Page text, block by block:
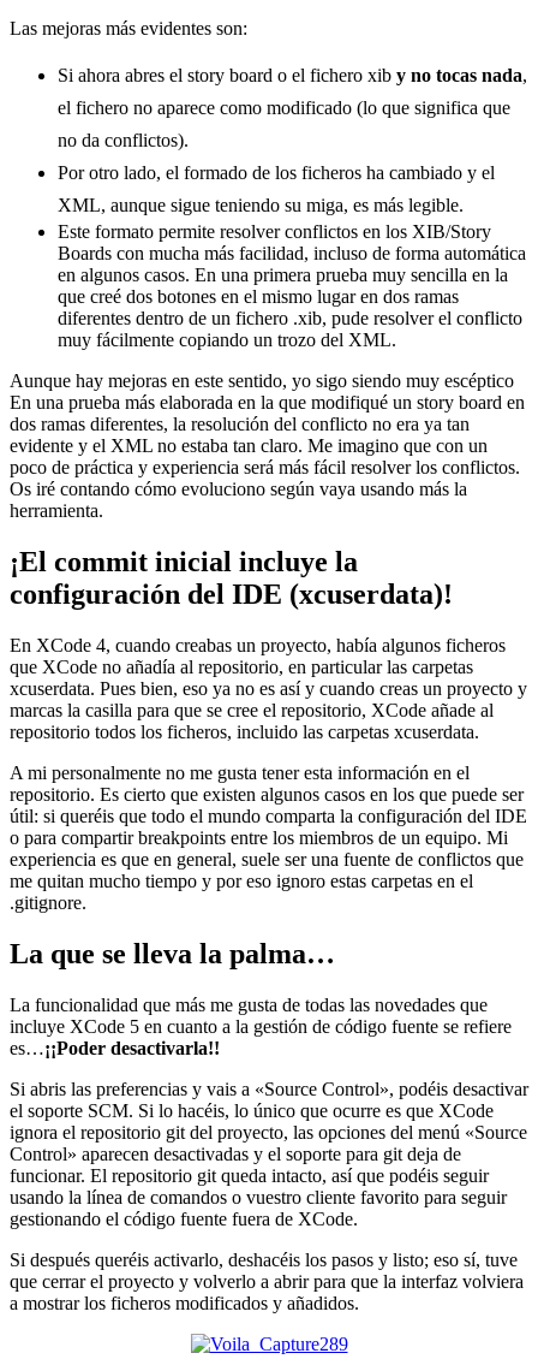
Las mejoras más evidentes son:
Si ahora abres el story board o el fichero xib y no tocas nada,
el fichero no aparece como modificado (lo que significa que
no da conflictos).
Por otro lado, el formado de los ficheros ha cambiado y el
XML, aunque sigue teniendo su miga, es más legible.
Este formato permite resolver conflictos en los XIB/Story
Boards con mucha más facilidad, incluso de forma automática
en algunos casos. En una primera prueba muy sencilla en la
que creé dos botones en el mismo lugar en dos ramas
diferentes dentro de un fichero .xib, pude resolver el conflicto
muy fácilmente copiando un trozo del XML.
Aunque hay mejoras en este sentido, yo sigo siendo muy escéptico
En una prueba más elaborada en la que modifiqué un story board en
dos ramas diferentes, la resolución del conflicto no era ya tan
evidente y el XML no estaba tan claro. Me imagino que con un
poco de práctica y experiencia será más fácil resolver los conflictos.
Os iré contando cómo evoluciono según vaya usando más la
herramienta.
¡El commit inicial incluye la
configuración del IDE (xcuserdata)!
En XCode 4, cuando creabas un proyecto, había algunos ficheros
que XCode no añadía al repositorio, en particular las carpetas
xcuserdata. Pues bien, eso ya no es así y cuando creas un proyecto y
marcas la casilla para que se cree el repositorio, XCode añade al
repositorio todos los ficheros, incluido las carpetas xcuserdata.
A mi personalmente no me gusta tener esta información en el
repositorio. Es cierto que existen algunos casos en los que puede ser
útil: si queréis que todo el mundo comparta la configuración del IDE
o para compartir breakpoints entre los miembros de un equipo. Mi
experiencia es que en general, suele ser una fuente de conflictos que
me quitan mucho tiempo y por eso ignoro estas carpetas en el
.gitignore.
La que se lleva la palma…
La funcionalidad que más me gusta de todas las novedades que
incluye XCode 5 en cuanto a la gestión de código fuente se refiere
es…¡¡Poder desactivarla!!
Si abris las preferencias y vais a «Source Control», podéis desactivar
el soporte SCM. Si lo hacéis, lo único que ocurre es que XCode
ignora el repositorio git del proyecto, las opciones del menú «Source
Control» aparecen desactivadas y el soporte para git deja de
funcionar. El repositorio git queda intacto, así que podéis seguir
usando la línea de comandos o vuestro cliente favorito para seguir
gestionando el código fuente fuera de XCode.
Si después queréis activarlo, deshacéis los pasos y listo; eso sí, tuve
que cerrar el proyecto y volverlo a abrir para que la interfaz volviera
a mostrar los ficheros modificados y añadidos.